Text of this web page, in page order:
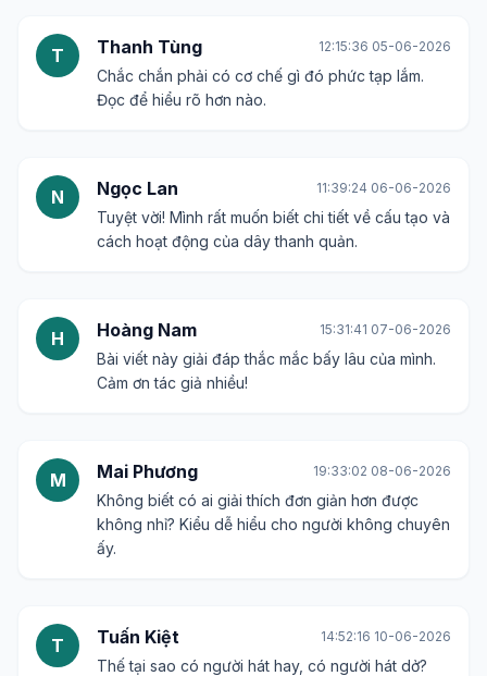
T Thanh Tùng 12:15:36 05-06-2026
Chắc chắn phải có cơ chế gì đó phức tạp lắm.
Đọc để hiểu rõ hơn nào.
N Ngọc Lan 11:39:24 06-06-2026
Tuyệt vời! Mình rất muốn biết chi tiết về cấu tạo và
cách hoạt động của dây thanh quản.
H Hoàng Nam 15:31:41 07-06-2026
Bài viết này giải đáp thắc mắc bấy lâu của mình.
Cảm ơn tác giả nhiều!
M Mai Phương 19:33:02 08-06-2026
Không biết có ai giải thích đơn giản hơn được
không nhỉ? Kiểu dễ hiểu cho người không chuyên
ấy.
T Tuấn Kiệt 14:52:16 10-06-2026
Thế tại sao có người hát hay, có người hát dở?